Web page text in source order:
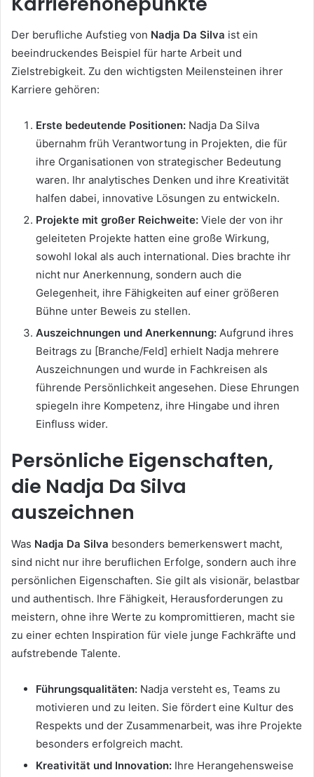
Der berufliche Aufstieg von Nadja Da Silva ist ein
beeindruckendes Beispiel für harte Arbeit und
Zielstrebigkeit. Zu den wichtigsten Meilensteinen ihrer
Karriere gehören:
Erste bedeutende Positionen: Nadja Da Silva
übernahm früh Verantwortung in Projekten, die für
ihre Organisationen von strategischer Bedeutung
waren. Ihr analytisches Denken und ihre Kreativität
halfen dabei, innovative Lösungen zu entwickeln.
Projekte mit großer Reichweite: Viele der von ihr
geleiteten Projekte hatten eine große Wirkung,
sowohl lokal als auch international. Dies brachte ihr
nicht nur Anerkennung, sondern auch die
Gelegenheit, ihre Fähigkeiten auf einer größeren
Bühne unter Beweis zu stellen.
Auszeichnungen und Anerkennung: Aufgrund ihres
Beitrags zu [Branche/Feld] erhielt Nadja mehrere
Auszeichnungen und wurde in Fachkreisen als
führende Persönlichkeit angesehen. Diese Ehrungen
spiegeln ihre Kompetenz, ihre Hingabe und ihren
Einfluss wider.
Persönliche Eigenschaften,
die Nadja Da Silva
auszeichnen
Was Nadja Da Silva besonders bemerkenswert macht,
sind nicht nur ihre beruflichen Erfolge, sondern auch ihre
persönlichen Eigenschaften. Sie gilt als visionär, belastbar
und authentisch. Ihre Fähigkeit, Herausforderungen zu
meistern, ohne ihre Werte zu kompromittieren, macht sie
zu einer echten Inspiration für viele junge Fachkräfte und
aufstrebende Talente.
Führungsqualitäten: Nadja versteht es, Teams zu
motivieren und zu leiten. Sie fördert eine Kultur des
Respekts und der Zusammenarbeit, was ihre Projekte
besonders erfolgreich macht.
Kreativität und Innovation: Ihre Herangehensweise